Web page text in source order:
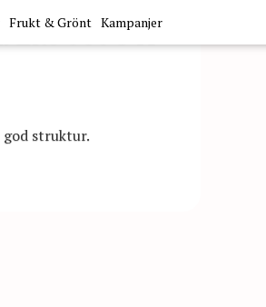
Frukt & Grönt Kampanjer
Eko 500G X
god struktur.